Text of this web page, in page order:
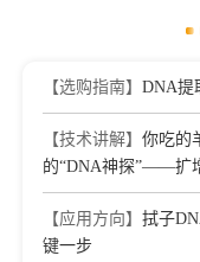
【选购指南】 DNA提
【技术讲解】 你吃的
的“DNA神探”——扩
【应用方向】 拭子
键一步